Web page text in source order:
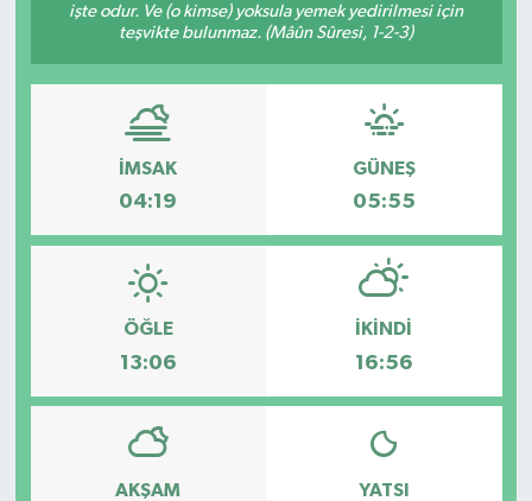
işte odur. Ve (o kimse) yoksula yemek yedirilmesi için
teşvikte bulunmaz. (Mâûn Sûresi, 1-2-3)
İMSAK
04:19
GÜNEŞ
05:55
ÖĞLE
13:06
İKINDI
16:56
AKŞAM YATSI